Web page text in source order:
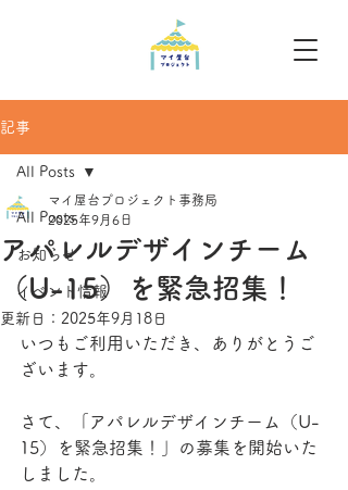
記事
All Posts
お知らせ
イベント情報
All Posts
アパレルデザインチーム
（U-15）を緊急招集！
マイ屋台プロジェクト事務局
2025年9月6日
更新日： 2025年9月18日
いつもご利用いただき、ありがとうご
ざいます。
さて、「アパレルデザインチーム（U-
15）を緊急招集！」の募集を開始いた
しました。